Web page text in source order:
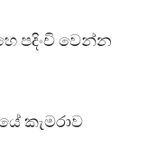
පදිංචි වෙන්න
කැමරාව